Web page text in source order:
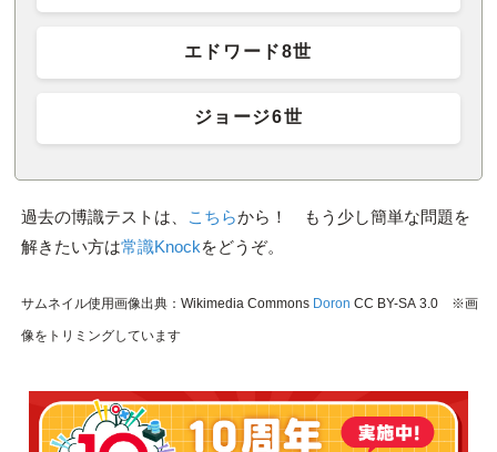
エドワード8世
ジョージ6世
過去の博識テストは、 こちらから！ もう少し簡単な問題を
解きたい方は常識Knockをどうぞ。
サムネイル使用画像出典：Wikimedia Commons Doron CC BY-SA 3.0 ※画
像をトリミングしています